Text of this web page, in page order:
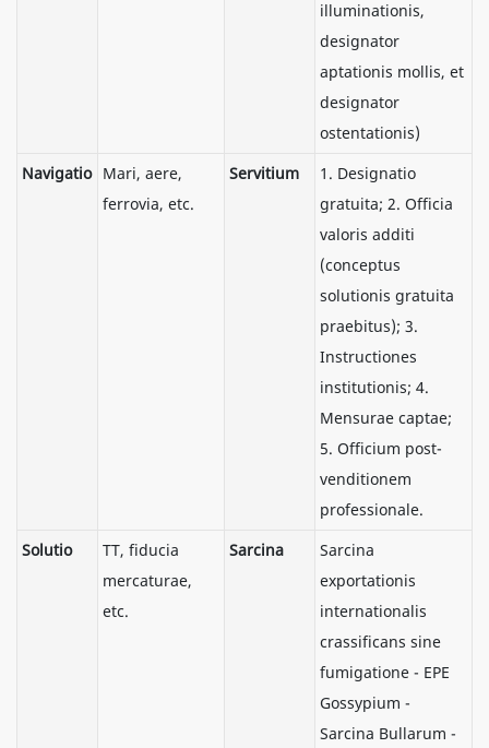
illuminationis,
designator
aptationis mollis, et
designator
ostentationis)
Navigatio Mari, aere,
ferrovia, etc.
Servitium
1. Designatio
gratuita; 2. Officia
valoris additi
(conceptus
solutionis gratuita
praebitus); 3.
Instructiones
institutionis; 4.
Mensurae captae;
5. Officium post-
venditionem
professionale.
Solutio
TT, fiducia
mercaturae,
etc.
Sarcina
Sarcina
exportationis
internationalis
crassificans sine
fumigatione - EPE
Gossypium -
Sarcina Bullarum -